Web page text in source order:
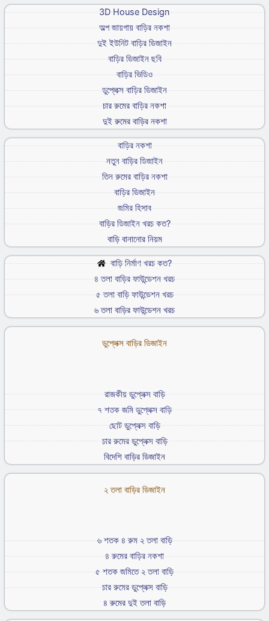
3D House Design
অল্প জায়গায় বাড়ির নকশা
দুই ইউনিট বাড়ির ডিজাইন
বাড়ির ডিজাইন ছবি
বাড়ির ভিডিও
ডুপ্লেক্স বাড়ির ডিজাইন
চার রুমের বাড়ির নকশা
দুই রুমের বাড়ির নকশা
বাড়ির নকশা
নতুন বাড়ির ডিজাইন
তিন রুমের বাড়ির নকশা
বাড়ির ডিজাইন
জমির হিসাব
বাড়ির ডিজাইন খরচ কত?
বাড়ি বানানোর নিয়ম
বাড়ি নির্মাণ খরচ কত?
৪ তলা বাড়ির ফাউন্ডেশন খরচ
৫ তলা বাড়ি ফাউন্ডেশন খরচ
৬ তলা বাড়ির ফাউন্ডেশন খরচ
ডুপ্লেক্স বাড়ির ডিজাইন
রাজকীয় ডুপ্লেক্স বাড়ি
৭ শতক জমি ডুপ্লেক্স বাড়ি
ছোট ডুপ্লেক্স বাড়ি
চার রুমের ডুপ্লেক্স বাড়ি
বিদেশি বাড়ির ডিজাইন
২ তলা বাড়ির ডিজাইন
৬ শতক ৪ রুম ২ তলা বাড়ি
৪ রুমের বাড়ির নকশা
৫ শতক জমিতে ২ তলা বাড়ি
চার রুমের ডুপ্লেক্স বাড়ি
৪ রুমের দুই তলা বাড়ি